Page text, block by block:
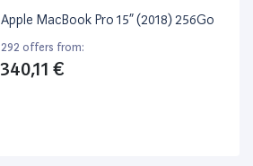
Apple MacBook Pro 15” (2018) 256Go
292 offers from:
340,11 €